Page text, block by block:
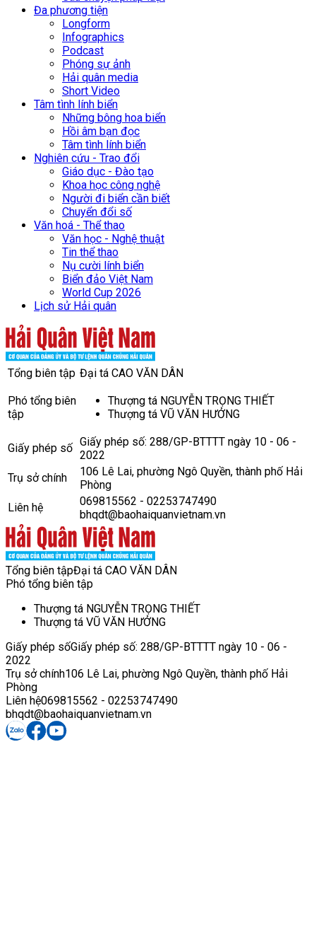
Đa phương tiện
Longform
Infographics
Podcast
Phóng sự ảnh
Hải quân media
Short Video
Tâm tình lính biển
Những bông hoa biển
Hồi âm bạn đọc
Tâm tình lính biển
Nghiên cứu - Trao đổi
Giáo dục - Đào tạo
Khoa học công nghệ
Người đi biển cần biết
Chuyển đổi số
Văn hoá - Thể thao
Văn học - Nghệ thuật
Tin thể thao
Nụ cười lính biển
Biển đảo Việt Nam
World Cup 2026
Lịch sử Hải quân
Tổng biên tập Đại tá CAO VĂN DÂN
Phó tổng biên
tập
Thượng tá NGUYỄN TRỌNG THIẾT
Thượng tá VŨ VĂN HƯỞNG
Giấy phép số Giấy phép số: 288/GP-BTTTT ngày 10 - 06 -
2022
Trụ sở chính
106 Lê Lai, phường Ngô Quyền, thành phố Hải
Phòng
Liên hệ
069815562 - 02253747490
bhqdt@baohaiquanvietnam.vn
Tổng biên tậpĐại tá CAO VĂN DÂN
Phó tổng biên tập
Thượng tá NGUYỄN TRỌNG THIẾT
Thượng tá VŨ VĂN HƯỞNG
Giấy phép sốGiấy phép số: 288/GP-BTTTT ngày 10 - 06 -
2022
Trụ sở chính106 Lê Lai, phường Ngô Quyền, thành phố Hải
Phòng
Liên hệ069815562 - 02253747490
bhqdt@baohaiquanvietnam.vn